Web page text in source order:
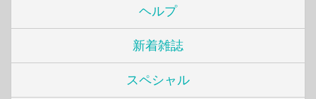
ヘルプ
新着雑誌
スペシャル